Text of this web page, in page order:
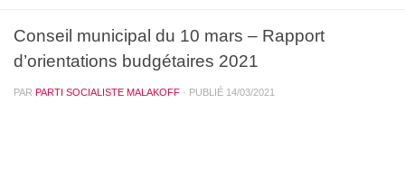
Conseil municipal du 10 mars – Rapport
d’orientations budgétaires 2021
PAR PARTI SOCIALISTE MALAKOFF · PUBLIÉ 14/03/2021